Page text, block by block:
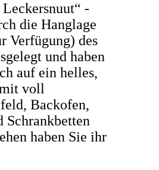
-
die Hanglage
Verfügung) des
und haben
auf ein helles,
voll
Backofen,
Schrankbetten
haben Sie ihr